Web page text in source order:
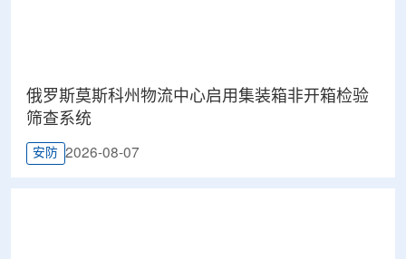
俄罗斯莫斯科州物流中心启用集装箱非开箱检验
筛查系统
安防 2026-08-07